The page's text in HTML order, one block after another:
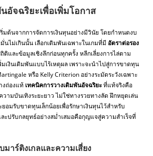
อัจฉริยะเพื่อเพิ่มโอกาส
มต้นจากการจัดการเงินทุนอย่างมีวินัย โดยกำหนดงบ
ไม่เกินนั้น เลือกเดิมพันเฉพาะในเกมที่มี อัตราต่อรอง
ติและข้อมูลเชิงลึกก่อนทุกครั้ง หลีกเลี่ยงการไล่ตาม
เงินเดิมพันแบบไร้เหตุผล เพราะจะนำไปสู่การขาดทุน
หรือ Kelly Criterion อย่างระมัดระวังเฉพาะ
งถ่องแท้ เทคนิคการวางเดิมพันอัจฉริยะที่แท้จริงคือ
ามบันเทิงระยะยาว ไม่ใช่ทางรวยทางลัด ฝึกหยุดเล่น
ยอมรับขาดทุนเล็กน้อยเพื่อรักษาเงินทุนไว้สำหรับ
ะปรับกลยุทธ์อย่างสม่ำเสมอคือกุญแจสู่ความสำเร็จที่
มาร์ติงเกลและความเสี่ยง